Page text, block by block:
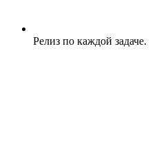
Релиз по каждой задаче.